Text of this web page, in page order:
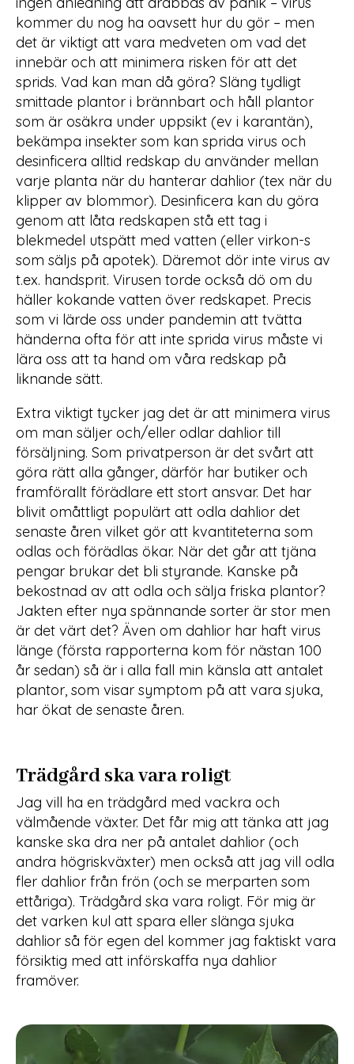
kommer du nog ha oavsett hur du gör – men
det är viktigt att vara medveten om vad det
innebär och att minimera risken för att det
sprids. Vad kan man då göra? Släng tydligt
smittade plantor i brännbart och håll plantor
som är osäkra under uppsikt (ev i karantän),
bekämpa insekter som kan sprida virus och
desinficera alltid redskap du använder mellan
varje planta när du hanterar dahlior (tex när du
klipper av blommor). Desinficera kan du göra
genom att låta redskapen stå ett tag i
blekmedel utspätt med vatten (eller virkon-s
som säljs på apotek). Däremot dör inte virus av
t.ex. handsprit. Virusen torde också dö om du
häller kokande vatten över redskapet. Precis
som vi lärde oss under pandemin att tvätta
händerna ofta för att inte sprida virus måste vi
lära oss att ta hand om våra redskap på
liknande sätt.
Extra viktigt tycker jag det är att minimera virus
om man säljer och/eller odlar dahlior till
försäljning. Som privatperson är det svårt att
göra rätt alla gånger, därför har butiker och
framförallt förädlare ett stort ansvar. Det har
blivit omåttligt populärt att odla dahlior det
senaste åren vilket gör att kvantiteterna som
odlas och förädlas ökar. När det går att tjäna
pengar brukar det bli styrande. Kanske på
bekostnad av att odla och sälja friska plantor?
Jakten efter nya spännande sorter är stor men
är det värt det? Även om dahlior har haft virus
länge (första rapporterna kom för nästan 100
år sedan) så är i alla fall min känsla att antalet
plantor, som visar symptom på att vara sjuka,
har ökat de senaste åren.
Trädgård ska vara roligt
Jag vill ha en trädgård med vackra och
välmående växter. Det får mig att tänka att jag
kanske ska dra ner på antalet dahlior (och
andra högriskväxter) men också att jag vill odla
fler dahlior från frön (och se merparten som
ettåriga). Trädgård ska vara roligt. För mig är
det varken kul att spara eller slänga sjuka
dahlior så för egen del kommer jag faktiskt vara
försiktig med att införskaffa nya dahlior
framöver.